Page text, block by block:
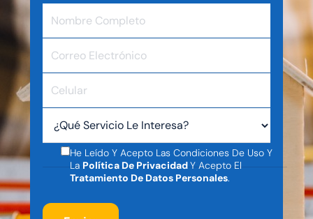
He Leído Y Acepto Las Condiciones De Uso Y
LaPolítica De PrivacidadY Acepto El
Tratamiento De Datos Personales.